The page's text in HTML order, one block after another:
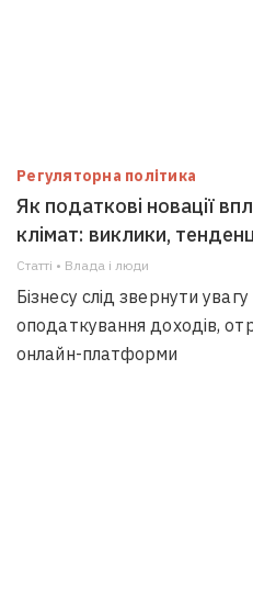
Регуляторна політика
Як податкові новації
клімат: виклики,
Статті • Влада i люди
Бізнесу слід звернути
оподаткування доходів,
онлайн-платформи